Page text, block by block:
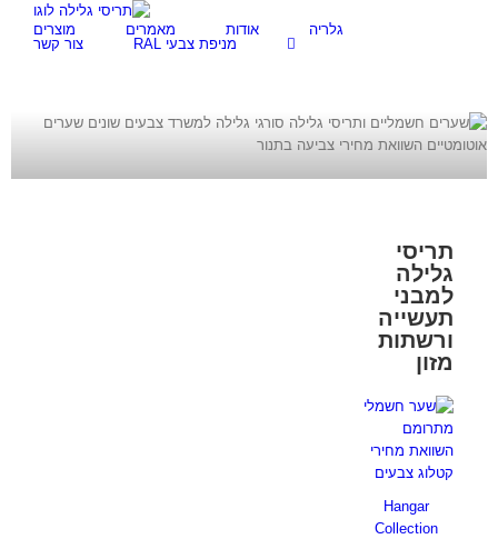
מוצרים מאמרים אודות
גלריה
צור קשר
מניפת צבעי RAL
תריסי
גלילה
למבני
תעשייה
ורשתות
מזון
Hangar
Collection